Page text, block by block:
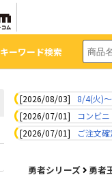
キーワード検索
[2026/08/03]
8/4(火)
[2026/07/01]
コンビ
[2026/07/01]
ご注文
勇者シリーズ 勇者